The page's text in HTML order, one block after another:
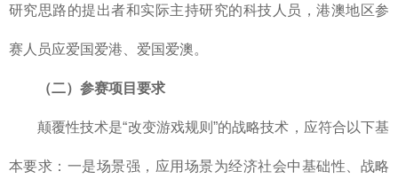
研究思路的提出者和实际主持研究的科技人员，港澳地区参
赛人员应爱国爱港、爱国爱澳。
（二）参赛项目要求
颠覆性技术是“改变游戏规则”的战略技术，应符合以下基
本要求：一是场景强，应用场景为经济社会中基础性、战略